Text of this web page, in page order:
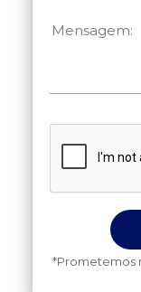
*Prometemos